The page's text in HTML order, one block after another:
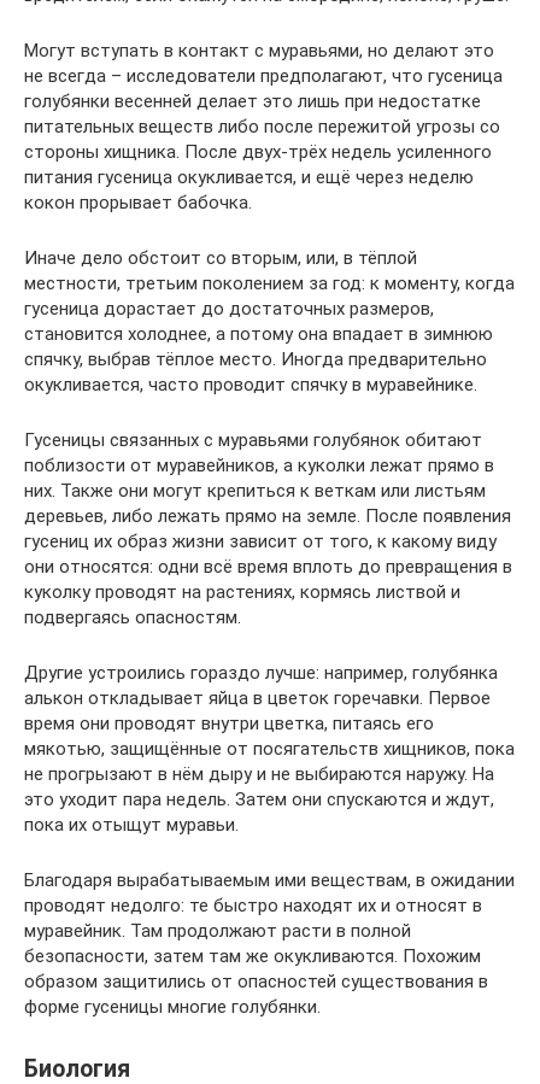
Могут вступать в контакт с муравьями, но делают это
не всегда – исследователи предполагают, что гусеница
голубянки весенней делает это лишь при недостатке
питательных веществ либо после пережитой угрозы со
стороны хищника. После двух-трёх недель усиленного
питания гусеница окукливается, и ещё через неделю
кокон прорывает бабочка.
Иначе дело обстоит со вторым, или, в тёплой
местности, третьим поколением за год: к моменту, когда
гусеница дорастает до достаточных размеров,
становится холоднее, а потому она впадает в зимнюю
спячку, выбрав тёплое место. Иногда предварительно
окукливается, часто проводит спячку в муравейнике.
Гусеницы связанных с муравьями голубянок обитают
поблизости от муравейников, а куколки лежат прямо в
них. Также они могут крепиться к веткам или листьям
деревьев, либо лежать прямо на земле. После появления
гусениц их образ жизни зависит от того, к какому виду
они относятся: одни всё время вплоть до превращения в
куколку проводят на растениях, кормясь листвой и
подвергаясь опасностям.
Другие устроились гораздо лучше: например, голубянка
алькон откладывает яйца в цветок горечавки. Первое
время они проводят внутри цветка, питаясь его
мякотью, защищённые от посягательств хищников, пока
не прогрызают в нём дыру и не выбираются наружу. На
это уходит пара недель. Затем они спускаются и ждут,
пока их отыщут муравьи.
Благодаря вырабатываемым ими веществам, в ожидании
проводят недолго: те быстро находят их и относят в
муравейник. Там продолжают расти в полной
безопасности, затем там же окукливаются. Похожим
образом защитились от опасностей существования в
форме гусеницы многие голубянки.
Биология